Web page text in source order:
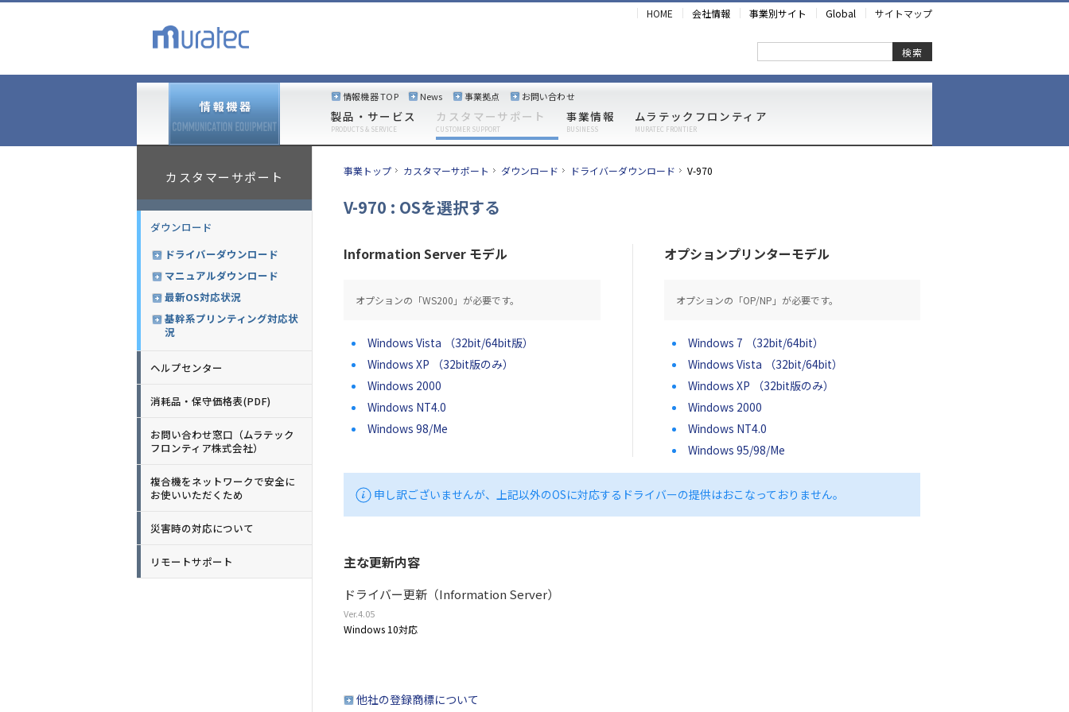
HOME 会社情報 事業別サイト Global サイトマップ
検索
製品・サービス
PRODUCTS & SERVICE
カスタマーサポート
CUSTOMER SUPPORT
事業情報
BUSINESS
ムラテックフロンティア
MURATEC FRONTIER
情報機器 TOP News 事業拠点 お問い合わせ
カスタマーサポート
ダウンロード
ドライバーダウンロード
マニュアルダウンロード
最新OS対応状況
基幹系プリンティング対応状
況
ヘルプセンター
消耗品・保守価格表(PDF)
お問い合わせ窓口（ムラテック
フロンティア株式会社）
複合機をネットワークで安全に
お使いいただくため
災害時の対応について
リモートサポート
事業トップ カスタマーサポート ダウンロード ドライバーダウンロード V-970
V-970 : OSを選択する
Information Server モデル
オプションの「WS200」が必要です。
Windows Vista （32bit/64bit版）
Windows XP （32bit版のみ）
Windows 2000
Windows NT4.0
Windows 98/Me
オプションプリンターモデル
オプションの「OP/NP」が必要です。
Windows 7 （32bit/64bit）
Windows Vista （32bit/64bit）
Windows XP （32bit版のみ）
Windows 2000
Windows NT4.0
Windows 95/98/Me
申し訳ございませんが、上記以外のOSに対応するドライバーの提供はおこなっておりません。
主な更新内容
ドライバー更新（Information Server）
Ver.4.05
Windows 10対応
他社の登録商標について